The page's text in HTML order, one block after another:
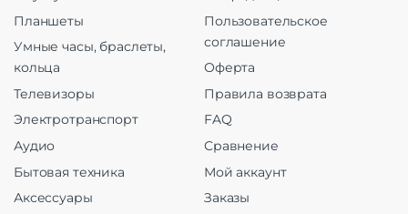
Планшеты
Умные часы, браслеты,
кольца
Телевизоры
Электротранспорт
Аудио
Бытовая техника
Аксессуары
Пользовательское
соглашение
Оферта
Правила возврата
FAQ
Сравнение
Мой аккаунт
Заказы